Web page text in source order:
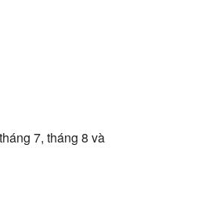
7, tháng 8 và